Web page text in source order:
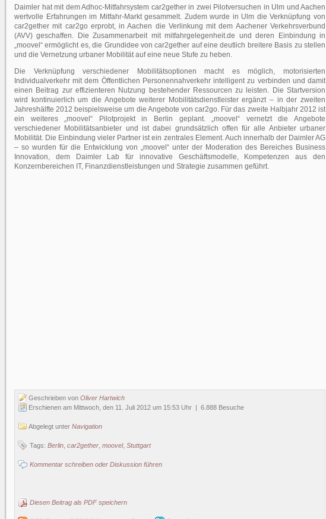
Daimler hat mit dem Adhoc-Mitfahrsystem car2gether in zwei Pilotversuchen in Ulm und Aachen
wertvolle Erfahrungen im Mitfahr-Markt gesammelt. Zudem wurde in Ulm die Verknüpfung von
car2gether mit car2go erprobt, in Aachen die Verlinkung mit dem Aachener Verkehrsverbund
(AVV) geschaffen. Die Zusammenarbeit mit mitfahrgelegenheit.de und deren Einbindung in
„moovel“ ermöglicht es, die Grundidee von car2gether auf eine deutlich breitere Basis zu stellen
und die Vernetzung urbaner Mobilität auf eine neue Stufe zu heben.
Die Verknüpfung verschiedener Mobilitätsoptionen macht es möglich, motorisierten
Individualverkehr mit dem Öffentlichen Personennahverkehr intelligent zu verbinden und damit
einen Beitrag zur effizienteren Nutzung bestehender Ressourcen zu leisten. Die Startversion
wird kontinuierlich um die Angebote weiterer Mobilitätsdienstleister ergänzt – in der zweiten
Jahreshälfte 2012 beispielsweise um die Angebote von car2go. Für das zweite Halbjahr 2012 ist
ein weiteres „moovel“ Pilotprojekt in Berlin geplant. „moovel“ vernetzt die Angebote
verschiedener Mobilitätsanbieter und ist dabei grundsätzlich offen für alle Anbieter urbaner
Mobilität. Die Einbindung vieler Partner ist ein zentrales Element. Auch innerhalb der Daimler AG
– so wurden für die Entwicklung von „moovel“ unter der Moderation des Bereiches Business
Innovation, dem Daimler Lab für innovative Geschäftsmodelle, Kompetenzen aus den
Konzernbereichen IT, Finanzdienstleistungen und Strategie zusammen geführt.
Geschrieben von Oliver Hartwich
Erschienen am Mittwoch, den 11. Juli 2012 um 15:53 Uhr | 6.888 Besuche
Abgelegt unter Navigation
Tags: Berlin car2gether moovel, Stuttgart
Kommentar schreiben oder Diskussion führen
Diesen Beitrag als PDF speichern